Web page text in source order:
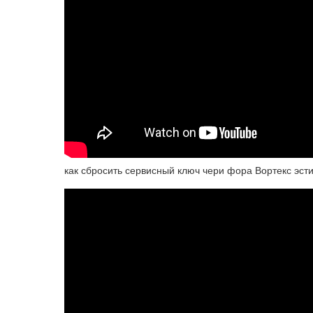
как сбросить сервисный ключ чери фора Вортекс